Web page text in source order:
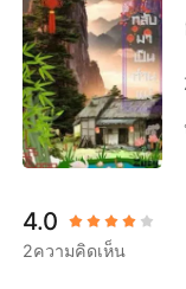
ประวัติการอ่าน
ออกจากระบ
ดาวน์โหลดแ
หมวดหมู่
สมัยใหม่
ประวัติศาสตร์
โรแมนติก
มหาเศรษฐี
4.0
2ความคิดเห็น